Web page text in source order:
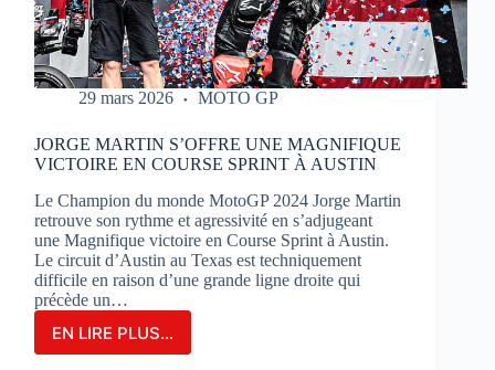
29 mars 2026 MOTO GP
JORGE MARTIN S’OFFRE UNE MAGNIFIQUE
VICTOIRE EN COURSE SPRINT À AUSTIN
Le Champion du monde MotoGP 2024 Jorge Martin
retrouve son rythme et agressivité en s’adjugeant
une Magnifique victoire en Course Sprint à Austin.
Le circuit d’Austin au Texas est techniquement
difficile en raison d’une grande ligne droite qui
précède un…
EN LIRE PLUS...
JORGE